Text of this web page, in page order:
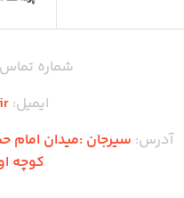
شماره
ایمیل:
آدرس: سیرجان :میدان امام
کوچه